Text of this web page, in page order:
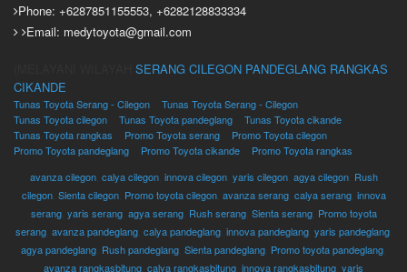
Phone: +6287851155553, +6282128833334
Email: medytoyota@gmail.com
SERANG CILEGON PANDEGLANG RANGKAS
CIKANDE
Tunas Toyota Serang - Cilegon
Tunas Toyota Serang - Cilegon
Tunas Toyota cilegon
Tunas Toyota pandeglang
Tunas Toyota cikande
Tunas Toyota rangkas
Promo Toyota serang
Promo Toyota cilegon
Promo Toyota pandeglang
Promo Toyota cikande
Promo Toyota rangkas
avanza cilegon, calya cilegon, innova cilegon, yaris cilegon, agya cilegon, Rush
cilegon, Sienta cilegon, Promo toyota cilegon, avanza serang, calya serang, innova
serang, yaris serang, agya serang, Rush serang, Sienta serang, Promo toyota
serang, avanza pandeglang, calya pandeglang, innova pandeglang, yaris pandeglang,
agya pandeglang Rush pandeglang Sienta pandeglang Promo toyota pandeglang
avanza rangkasbitung calya rangkasbitung innova rangkasbitung yaris